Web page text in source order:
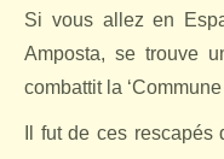
Si vous allez en
Amposta, se trouve
combattit la
Il fut de ces